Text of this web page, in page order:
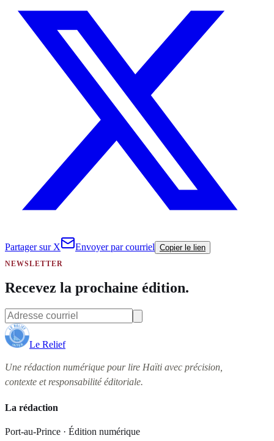
Partager sur X Envoyer par courriel Copier le lien
NEWSLETTER
Recevez la prochaine édition.
Le Relief
Une rédaction numérique pour lire Haïti avec précision,
contexte et responsabilité éditoriale.
La rédaction
Port-au-Prince · Édition numérique